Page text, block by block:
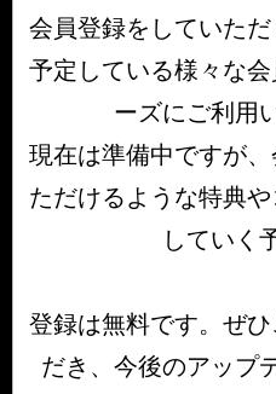
会員登録をしていた
予定している様々な
ーズにご利用
現在は準備中ですが
ただけるような特典
していく
登録は無料です。ぜ
だき、今後のアップ